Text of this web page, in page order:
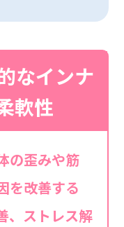
なインナ
軟性
の歪みや筋
を改善する
、ストレス解